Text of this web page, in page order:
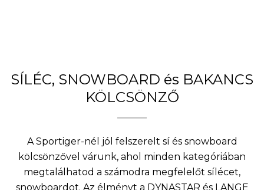
SÍLÉC, SNOWBOARD és BAKANCS
KÖLCSÖNZŐ
A Sportiger-nél jól felszerelt sí és snowboard
kölcsönzővel várunk, ahol minden kategóriában
megtalálhatod a számodra megfelelőt sílécet,
snowboardot. Az élményt a DYNASTAR és LANGE